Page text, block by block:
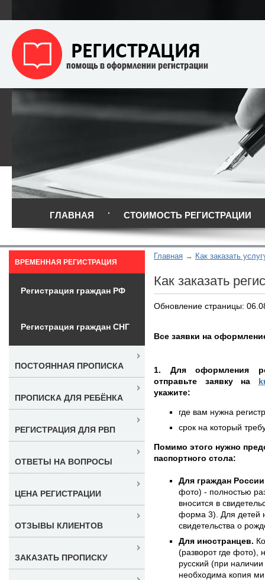
ГЛАВНАЯ СТОИМОСТЬ РЕГИСТРАЦИИ
Главная Как заказать
Как заказать
Обновление страницы:
Все заявки на
1. Для оформления
отправьте заявку на
укажите:
где вам нужна
срок на который
Помимо этого нужно
паспортного стола:
Для граждан
фото) - полностью
вносится в
форма 3). Для детей
свидетельства о
Для иностранцев.
(разворот где фото),
русский (при
необходима копия
ВРЕМЕННАЯ РЕГИСТРАЦИЯ
Регистрация граждан РФ
Регистрация граждан СНГ
ПОСТОЯННАЯ ПРОПИСКА
ПРОПИСКА ДЛЯ РЕБЁНКА
РЕГИСТРАЦИЯ ДЛЯ РВП
ОТВЕТЫ НА ВОПРОСЫ
ЦЕНА РЕГИСТРАЦИИ
ОТЗЫВЫ КЛИЕНТОВ
ЗАКАЗАТЬ ПРОПИСКУ